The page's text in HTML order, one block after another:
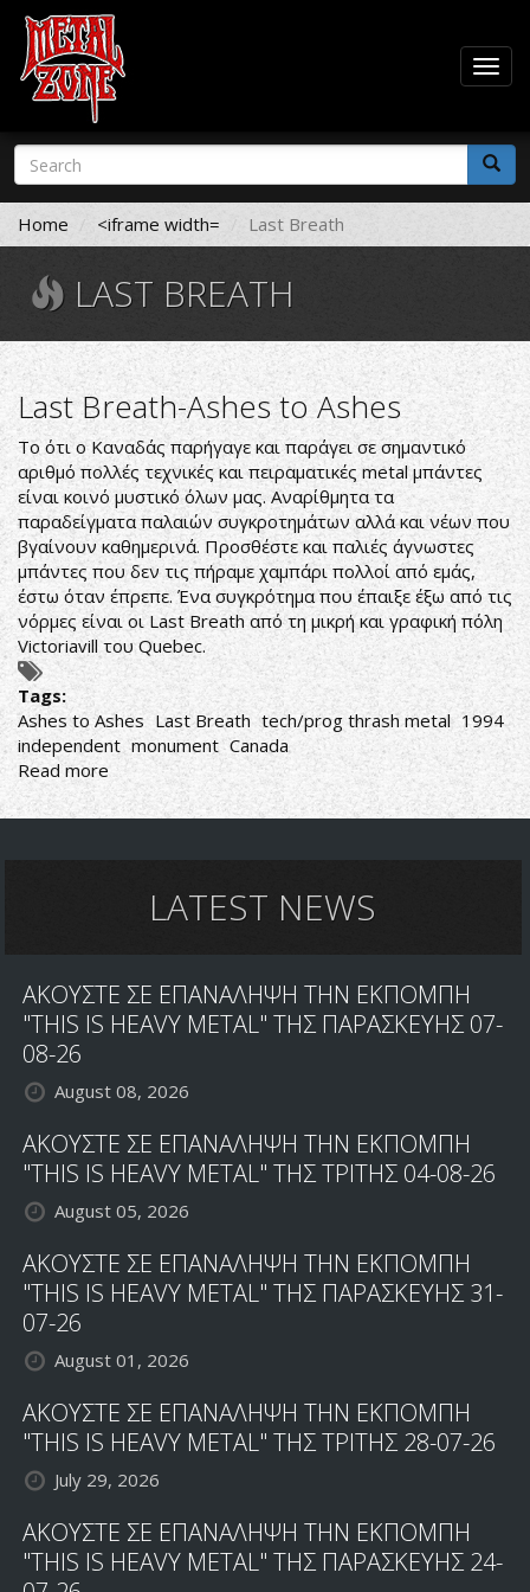
Skip
main
content
Search
form
Search
Home <iframe width= Last Breath
LAST BREATH
Last Breath-Ashes to Ashes
Το ότι ο Καναδάς παρήγαγε και παράγει σε σημαντικό
αριθμό πολλές τεχνικές και πειραματικές metal μπάντες
είναι κοινό μυστικό όλων μας. Αναρίθμητα τα
παραδείγματα παλαιών συγκροτημάτων αλλά και νέων που
βγαίνουν καθημερινά. Προσθέστε και παλιές άγνωστες
μπάντες που δεν τις πήραμε χαμπάρι πολλοί από εμάς,
έστω όταν έπρεπε. Ένα συγκρότημα που έπαιξε έξω από τις
νόρμες είναι οι Last Breath από τη μικρή και γραφική πόλη
Victoriavill του Quebec.
Tags:
Ashes to Ashes Last Breath tech/prog thrash metal 1994
independent monument Canada
Read more about
Last
Breath-
AshesLATEST NEWS
ΑΚΟΥΣΤΕ ΣΕ ΕΠΑΝΑΛΗΨΗ ΤΗΝ ΕΚΠΟΜΠΗ
"THIS IS HEAVY METAL" ΤΗΣ ΠΑΡΑΣΚΕΥΗΣ 07-
08-26
August 08, 2026
ΑΚΟΥΣΤΕ ΣΕ ΕΠΑΝΑΛΗΨΗ ΤΗΝ ΕΚΠΟΜΠΗ
"THIS IS HEAVY METAL" ΤΗΣ ΤΡΙΤΗΣ 04-08-26
August 05, 2026
ΑΚΟΥΣΤΕ ΣΕ ΕΠΑΝΑΛΗΨΗ ΤΗΝ ΕΚΠΟΜΠΗ
"THIS IS HEAVY METAL" ΤΗΣ ΠΑΡΑΣΚΕΥΗΣ 31-
07-26
August 01, 2026
ΑΚΟΥΣΤΕ ΣΕ ΕΠΑΝΑΛΗΨΗ ΤΗΝ ΕΚΠΟΜΠΗ
"THIS IS HEAVY METAL" ΤΗΣ ΤΡΙΤΗΣ 28-07-26
July 29, 2026
ΑΚΟΥΣΤΕ ΣΕ ΕΠΑΝΑΛΗΨΗ ΤΗΝ ΕΚΠΟΜΠΗ
"THIS IS HEAVY METAL" ΤΗΣ ΠΑΡΑΣΚΕΥΗΣ 24-